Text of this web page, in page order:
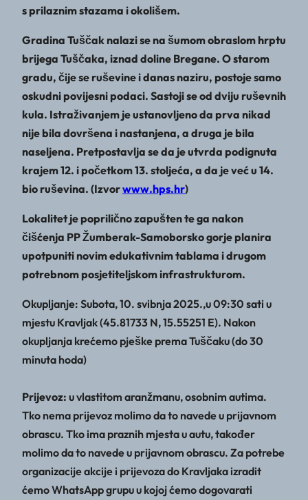
s prilaznim stazama i okolišem.
Gradina Tuščak nalazi se na šumom obraslom hrptu
brijega Tuščaka, iznad doline Bregane. O starom
gradu, čije se ruševine i danas naziru, postoje samo
oskudni povijesni podaci. Sastoji se od dviju ruševnih
kula. Istraživanjem je ustanovljeno da prva nikad
nije bila dovršena i nastanjena, a druga je bila
naseljena. Pretpostavlja se da je utvrda podignuta
krajem 12. i početkom 13. stoljeća, a da je već u 14.
bio ruševina. (Izvorwww.hps.hr)
Lokalitet je poprilično zapušten te ga nakon
čišćenja PP Žumberak-Samoborsko gorje planira
upotpuniti novim edukativnim tablama i drugom
potrebnom posjetiteljskom infrastrukturom.
Okupljanje: Subota, 10. svibnja 2025.,u 09:30 sati u
mjestu Kravljak (45.81733 N, 15.55251 E). Nakon
okupljanja krećemo pješke prema Tuščaku (do 30
minuta hoda)
Prijevoz: u vlastitom aranžmanu, osobnim autima.
Tko nema prijevoz molimo da to navede u prijavnom
obrascu. Tko ima praznih mjesta u autu, također
molimo da to navede u prijavnom obrascu. Za potrebe
organizacije akcije i prijevoza do Kravljaka izradit
ćemo WhatsApp grupu u kojoj ćemo dogovarati